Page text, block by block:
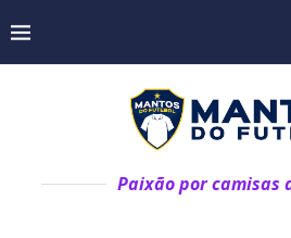
Paixão por camisas